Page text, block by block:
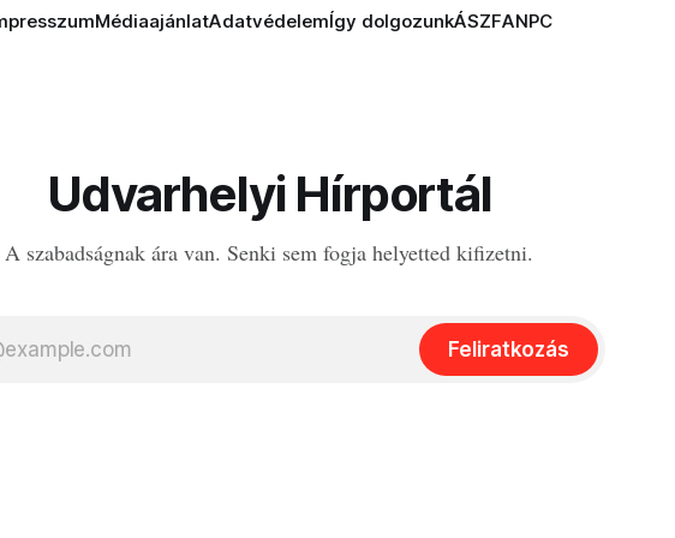
MédiaajánlatAdatvédelemÍgy dolgozunkÁSZFANPC
Udvarhelyi Hírportál
A szabadságnak ára van. Senki sem fogja helyetted kifizetni.
Feliratkozás